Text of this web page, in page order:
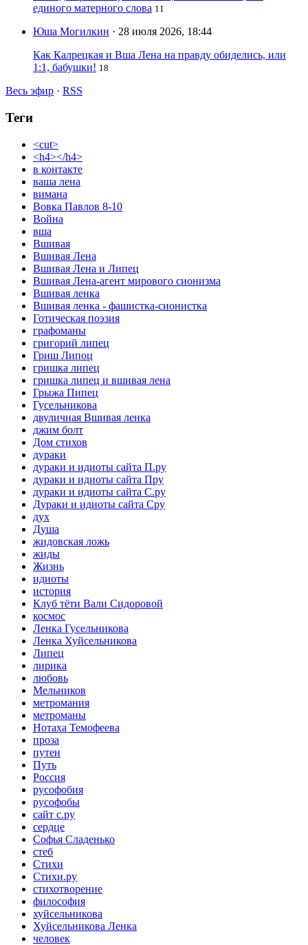
единого матерного слова 11
Юша Могилкин · 28 июля 2026, 18:44
Как Калрецкая и Вша Лена на правду обиделись, или
1:1, бабушки! 18
Весь эфир · RSS
Теги
<cut>
<h4></h4>
в контакте
ваша лена
вимана
Вовка Павлов 8-10
Война
вша
Вшивая
Вшивая Лена
Вшивая Лена и Липец
Вшивая Лена-агент мирового сионизма
Вшивая ленка
Вшивая ленка - фашистка-сионистка
Готическая поэзия
графоманы
григорий липец
Гриш Липоц
гришка липец
гришка липец и вшивая лена
Грыжа Пипец
Гусельникова
двуличная Вшивая ленка
джим болт
Дом стихов
дураки
дураки и идиоты сайта П.ру
дураки и идиоты сайта Пру
дураки и идиоты сайта С.ру
Дураки и идиоты сайта Сру
дух
Душа
жидовская ложь
жиды
Жизнь
идиоты
история
Клуб тёти Вали Сидоровой
космос
Ленка Гусельникова
Ленка Хуйсельникова
Липец
лирика
любовь
Мельников
метромания
метроманы
Нотаха Темофеева
проза
путен
Путь
Россия
русофобия
русофобы
сайт с.ру
сердце
Софья Сладенько
стеб
Стихи
Стихи.ру
стихотворение
философия
хуйсельникова
Хуйсельникова Ленка
человек